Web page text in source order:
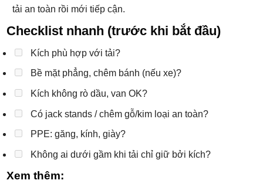
tải an toàn rồi mới tiếp cận.
Checklist nhanh (trước khi bắt đầu)
Kích phù hợp với tải?
Bề mặt phẳng, chêm bánh (nếu xe)?
Kích không rò dầu, van OK?
Có jack stands / chêm gỗ/kim loại an toàn?
PPE: găng, kính, giày?
Không ai dưới gầm khi tải chỉ giữ bởi kích?
Xem thêm: